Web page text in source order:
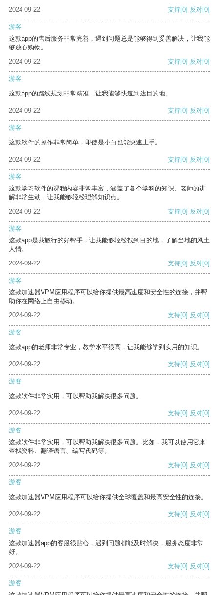
2024-09-22
支持[0] 反对[0]
游客
这款app的售后服务非常完善，遇到问题总是能够得到妥善解决，让我能
够放心购物。
2024-09-22
支持[0] 反对[0]
游客
这款app的路线规划非常精准，让我能够快速到达目的地。
2024-09-22 支持[0] 反对[0]
游客
这款软件的操作非常简单，即使是小白也能快速上手。
2024-09-22 支持[0] 反对[0]
游客
这款学习软件的课程内容非常丰富，涵盖了各个学科的知识。老师的讲
解非常生动，让我能够轻松理解知识点。
2024-09-22
支持[0] 反对[0]
游客
这款app是我旅行的好帮手，让我能够轻松找到目的地，了解当地的风土
人情。
2024-09-22
支持[0] 反对[0]
游客
这款加速器VPM应用程序可以给你提供最高速度和安全性的连接，并帮
助你在网络上自由移动。
2024-09-22
支持[0] 反对[0]
游客
这款app的老师非常专业，教学水平很高，让我能够学到实用的知识。
2024-09-22 支持[0] 反对[0]
游客
这款软件非常实用，可以帮助我解决很多问题。
2024-09-22 支持[0] 反对[0]
游客
这款软件非常实用，可以帮助我解决很多问题。比如，我可以使用它来
查找资料、翻译语言、编写代码等。
2024-09-22
支持[0] 反对[0]
游客
这款加速器VPM应用程序可以给你提供全球覆盖和最高安全性的连接。
2024-09-22 支持[0] 反对[0]
游客
这款加速器app的客服很贴心，遇到问题都能及时解决，服务态度非常
好。
2024-09-22
支持[0] 反对[0]
游客